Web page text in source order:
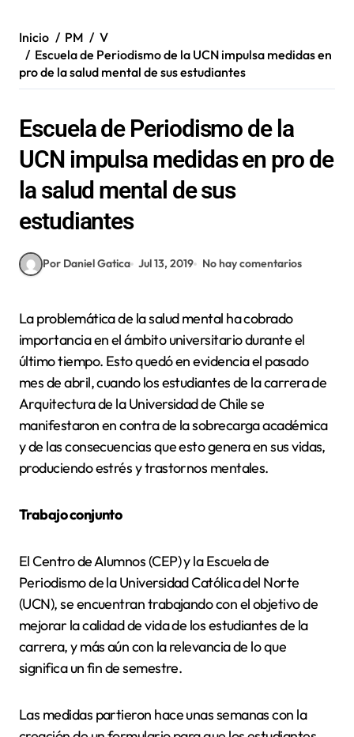
Inicio PM
V
Escuela de Periodismo de la UCN impulsa medidas en
pro de la salud mental de sus estudiantes
Escuela de Periodismo de la
UCN impulsa medidas en pro de
la salud mental de sus
estudiantes
Por Daniel Gatica Jul 13, 2019 No hay comentarios
La problemática de la salud mental ha cobrado
importancia en el ámbito universitario durante el
último tiempo. Esto quedó en evidencia el pasado
mes de abril, cuando los estudiantes de la carrera de
Arquitectura de la Universidad de Chile se
manifestaron en contra de la sobrecarga académica
y de las consecuencias que esto genera en sus vidas,
produciendo estrés y trastornos mentales.
Trabajo conjunto
El Centro de Alumnos (CEP) y la Escuela de
Periodismo de la Universidad Católica del Norte
(UCN), se encuentran trabajando con el objetivo de
mejorar la calidad de vida de los estudiantes de la
carrera, y más aún con la relevancia de lo que
significa un fin de semestre.
Las medidas partieron hace unas semanas con la